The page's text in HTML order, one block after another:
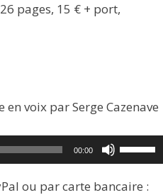
pages, 15 € + port,
voix par Serge Cazenave
00:00
Utilisez
les
flèches
ou par carte bancaire :